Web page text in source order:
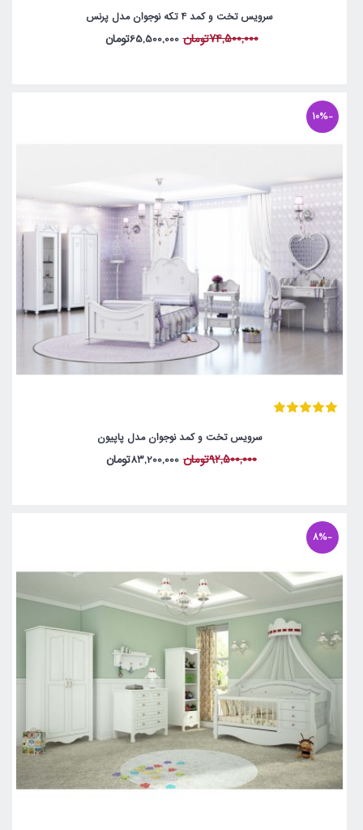
سرویس تخت و کمد 4 تکه نوجوان مدل پرنس
74,500,000تومان 65,500,000تومان
-10%
سرویس تخت و کمد نوجوان مدل پاپیون
92,500,000تومان 83,200,000تومان
-8%